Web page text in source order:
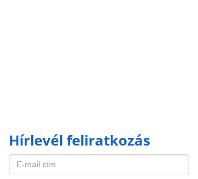
Hírlevél feliratkozás